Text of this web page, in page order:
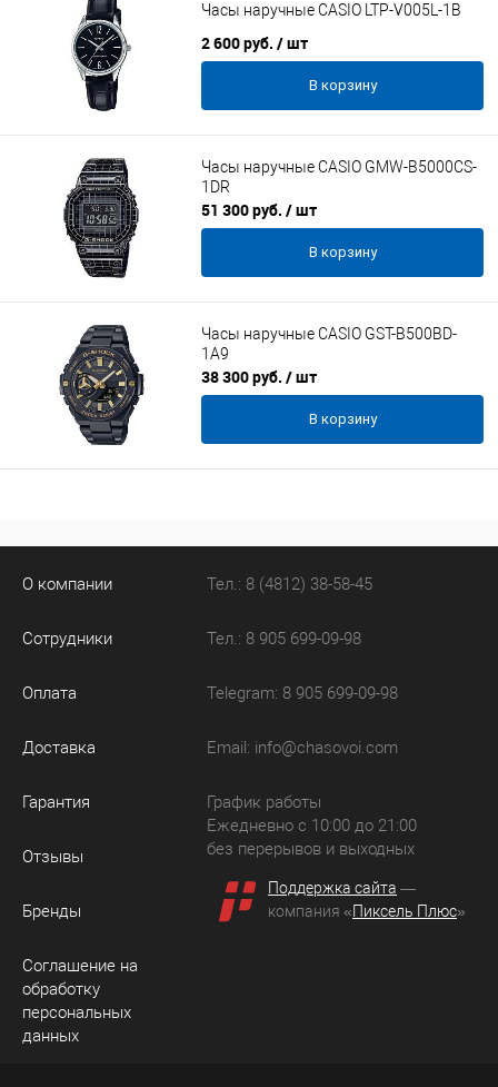
Часы наручные CASIO LTP-V005L-1B
2 600 руб. / шт
В корзину
Часы наручные CASIO GMW-B5000CS-
1DR
51 300 руб. / шт
В корзину
Часы наручные CASIO GST-B500BD-
1A9
38 300 руб. / шт
В корзину
О компании
Сотрудники
Оплата
Доставка
Гарантия
Отзывы
Бренды
Соглашение на
обработку
персональных
данных
Тел.: 8 (4812) 38-58-45
Тел.: 8 905 699-09-98
Telegram: 8 905 699-09-98
Email: info@chasovoi.com
График работы
Ежедневно с 10:00 до 21:00
без перерывов и выходных
Поддержка сайта —
компания «Пиксель Плюс»